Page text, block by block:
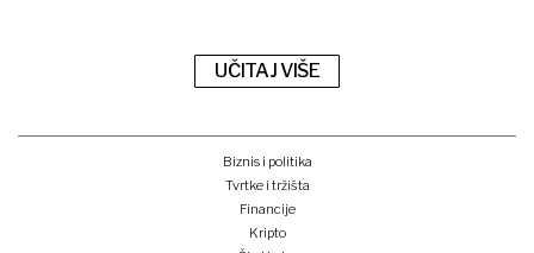
UČITAJ VIŠE
Biznis i politika
Tvrtke i tržišta
Financije
Kripto